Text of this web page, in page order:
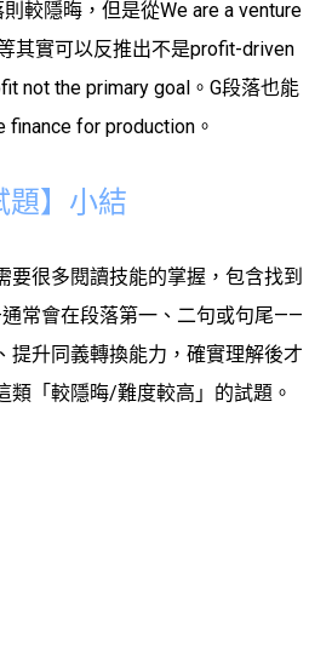
較隱晦，但是從We are a venture
其實可以反推出不是profit-driven
not the primary goal。G段落也能
for production。
題】小結
要很多閱讀技能的掌握，包含找到
常會在段落第一、二句或句尾——
提升同義轉換能力，確實理解後才
類「較隱晦/難度較高」的試題。